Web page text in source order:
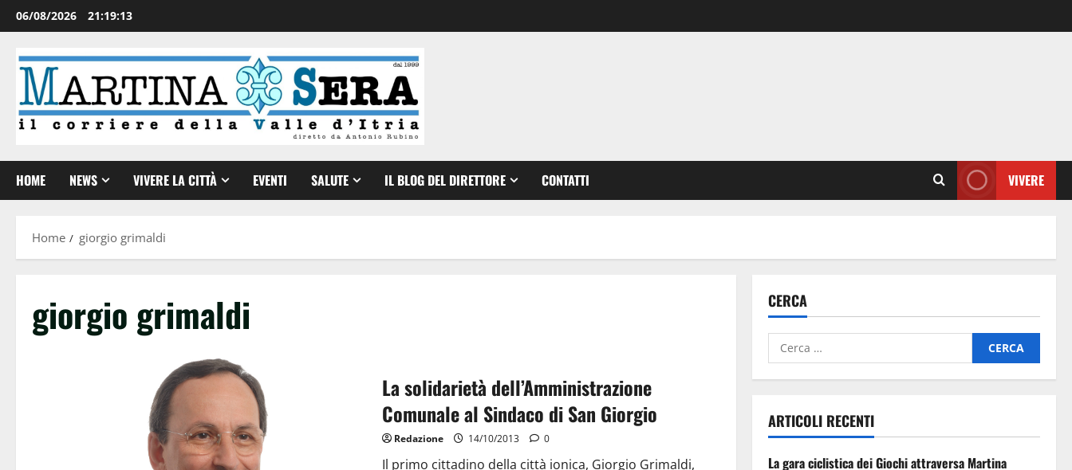
06/08/2026 21:19:13
HOME NEWS VIVERE LA CITTÀ EVENTI SALUTE IL BLOG DEL DIRETTORE CONTATTI VIVERE
Home giorgio grimaldi
giorgio grimaldi
La solidarietà dell’Amministrazione
Comunale al Sindaco di San Giorgio
Redazione 14/10/2013 0
Il primo cittadino della città ionica, Giorgio Grimaldi,
CERCA
ARTICOLI RECENTI
La gara ciclistica dei Giochi attraversa Martina